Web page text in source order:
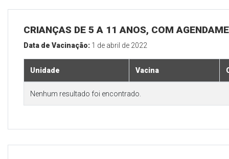
CRIANÇAS DE 5 A 11 ANOS, COM
Data de Vacinação: 1 de abril de 2022
Unidade Vacina
Nenhum resultado foi encontrado.